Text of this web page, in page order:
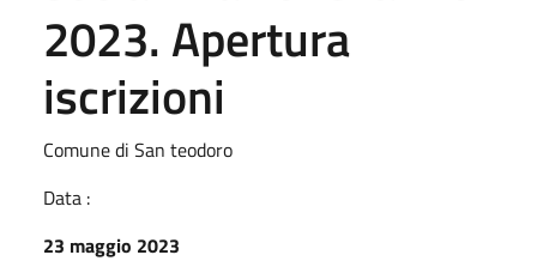
2023. Apertura
iscrizioni
Comune di San teodoro
Data :
23 maggio 2023